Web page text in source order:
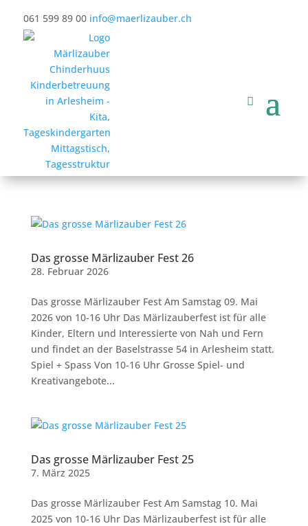
061 599 89 00 info@maerlizauber.ch
Das grosse Märlizauber Fest 26
28. Februar 2026
Das grosse Märlizauber Fest Am Samstag 09. Mai
2026 von 10-16 Uhr Das Märlizauberfest ist für alle
Kinder, Eltern und Interessierte von Nah und Fern
und findet an der Baselstrasse 54 in Arlesheim statt.
Spiel + Spass Von 10-16 Uhr Grosse Spiel- und
Kreativangebote...
Das grosse Märlizauber Fest 25
7. März 2025
Das grosse Märlizauber Fest Am Samstag 10. Mai
2025 von 10-16 Uhr Das Märlizauberfest ist für alle